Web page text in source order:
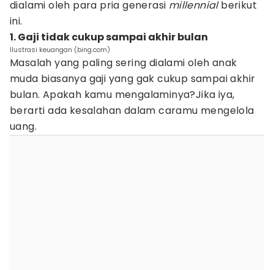
dialami oleh para pria generasi millennialberikut
ini.
1. Gaji tidak cukup sampai akhir bulan
Ilustrasi keuangan (bing.com)
Masalah yang paling sering dialami oleh anak
muda biasanya gaji yang gak cukup sampai akhir
bulan. Apakah kamu mengalaminya?Jika iya,
berarti ada kesalahan dalam caramu mengelola
uang.